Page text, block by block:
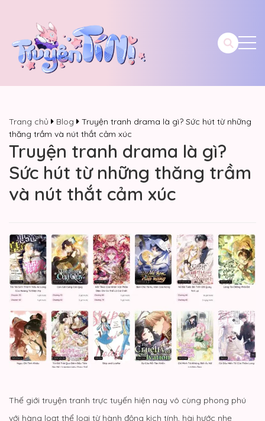
Trang chủ Blog
Truyện tranh drama là gì? Sức hút từ những
thăng trầm và nút thắt cảm xúc
Truyện tranh drama là gì?
Sức hút từ những thăng trầm
và nút thắt cảm xúc
Thế giới truyện tranh trực tuyến hiện nay vô cùng phong phú
với hàng loạt thể loại từ hành động kịch tính, hài hước nhẹ